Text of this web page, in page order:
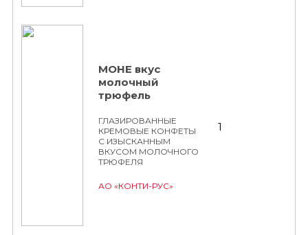
МОНЕ вкус
молочный
трюфель
ГЛАЗИРОВАННЫЕ
КРЕМОВЫЕ КОНФЕТЫ
С ИЗЫСКАННЫМ
ВКУСОМ МОЛОЧНОГО
ТРЮФЕЛЯ
АО «КОНТИ-РУС»
1